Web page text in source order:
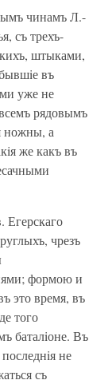
чинамъ Л.-
съ трехъ-
штыками,
въ
уже не
рядовымъ
ножны, а
же какъ въ
чрезъ
формою и
это время, въ
того
баталiоне. Въ
не
съ